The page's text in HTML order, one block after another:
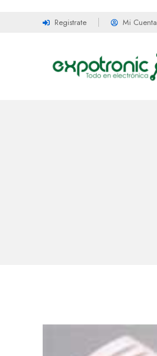
Registrate Mi Cuenta